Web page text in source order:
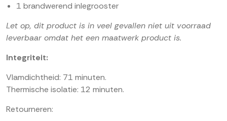
1 brandwerend inlegrooster
Let op, dit product is in veel gevallen niet uit voorraad
leverbaar omdat het een maatwerk product is.
Integriteit:
Vlamdichtheid: 71 minuten.
Thermische isolatie: 12 minuten.
Retourneren: